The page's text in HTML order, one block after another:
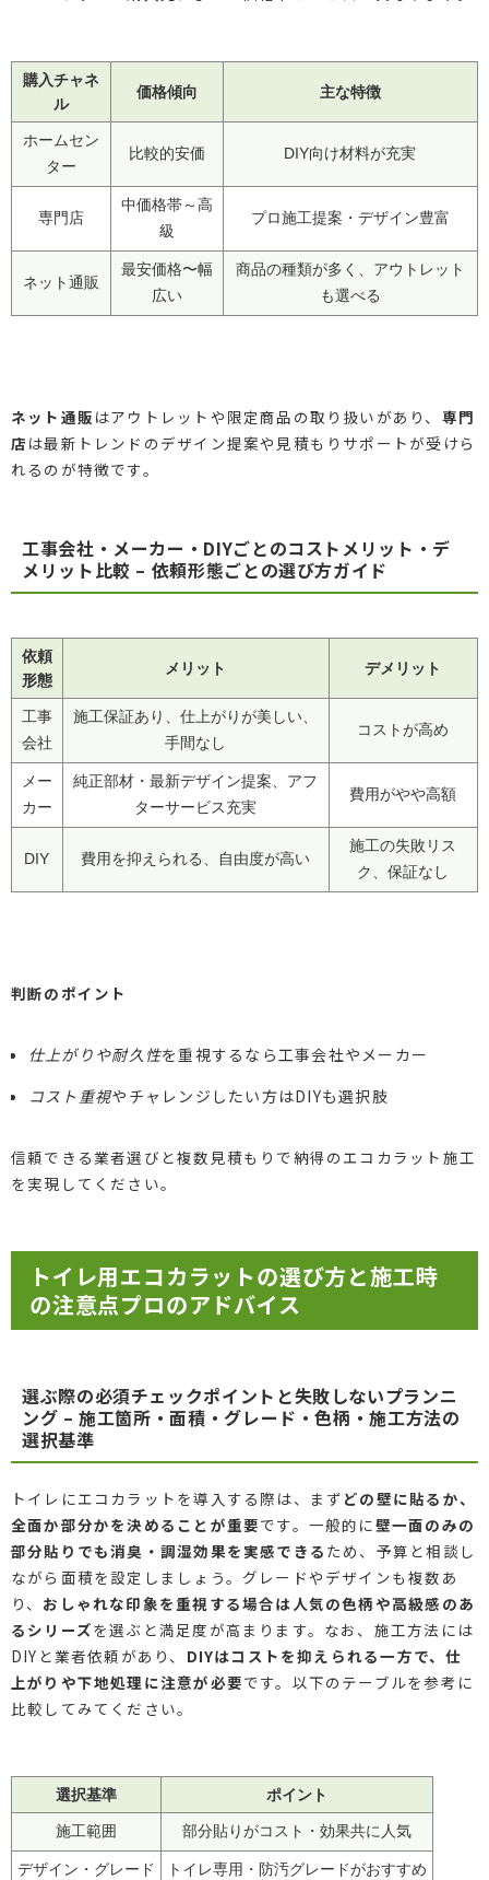
購入チャネ
ル
価格傾向 主な特徴
ホームセン
ター
比較的安価 DIY向け材料が充実
専門店
中価格帯～高
級
プロ施工提案・デザイン豊富
ネット通販
最安価格〜幅
広い
商品の種類が多く、アウトレット
も選べる
ネット通販 はアウトレットや限定商品の取り扱いがあり、 専門
店 は最新トレンドのデザイン提案や見積もりサポートが受けら
れるのが特徴です。
工事会社・メーカー・DIYごとのコストメリット・デ
メリット比較 – 依頼形態ごとの選び方ガイド
依頼
形態
メリット デメリット
工事
会社
施工保証あり、仕上がりが美しい、
手間なし
コストが高め
メー
カー
純正部材・最新デザイン提案、アフ
ターサービス充実
費用がやや高額
DIY 費用を抑えられる、自由度が高い
施工の失敗リス
ク、保証なし
判断のポイント
仕上がりや耐久性を重視するなら工事会社やメーカー
コスト重視やチャレンジしたい方はDIYも選択肢
信頼できる業者選びと複数見積もりで納得のエコカラット施工
を実現してください。
トイレ用エコカラットの選び方と施工時
の注意点プロのアドバイス
選ぶ際の必須チェックポイントと失敗しないプランニ
ング – 施工箇所・面積・グレード・色柄・施工方法の
選択基準
トイレにエコカラットを導入する際は、まず どの壁に貼るか、
全面か部分かを決めることが重要です。一般的に壁一面のみの
部分貼りでも消臭・調湿効果を実感できる ため、予算と相談し
ながら面積を設定しましょう。グレードやデザインも複数あ
り、 おしゃれな印象を重視する場合は人気の色柄や高級感のあ
るシリーズを選ぶと満足度が高まります。なお、施工方法には
DIYと業者依頼があり、 DIYはコストを抑えられる一方で、仕
上がりや下地処理に注意が必要です。以下のテーブルを参考に
比較してみてください。
選択基準 ポイント
施工範囲 部分貼りがコスト・効果共に人気
デザイン・グレード トイレ専用・防汚グレードがおすすめ